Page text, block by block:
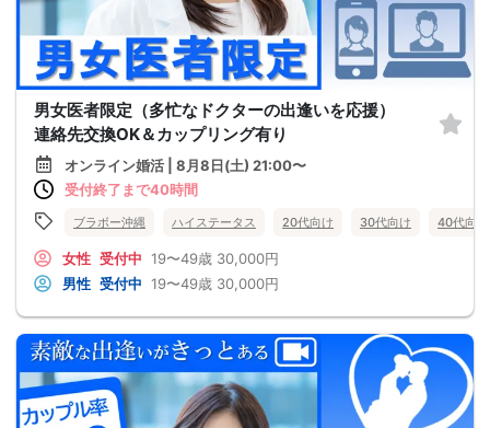
男女医者限定（多忙なドクターの出逢いを応援）
連絡先交換OK＆カップリング有り
オンライン婚活 | 8月8日(土) 21:00〜
受付終了まで40時間
ブラボー沖縄 ハイステータス 20代向け 30代向け 40代向け
女性 受付中 19〜49歳 30,000円
男性 受付中 19〜49歳 30,000円